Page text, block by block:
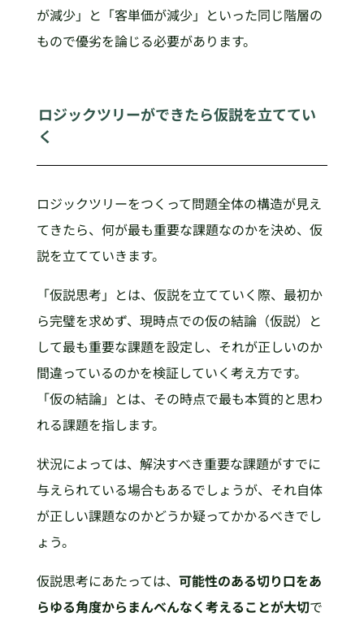
が減少」と「客単価が減少」といった同じ階層の
もので優劣を論じる必要があります。
ロジックツリーができたら仮説を立ててい
く
ロジックツリーをつくって問題全体の構造が見え
てきたら、何が最も重要な課題なのかを決め、仮
説を立てていきます。
「仮説思考」とは、仮説を立てていく際、最初か
ら完璧を求めず、現時点での仮の結論（仮説）と
して最も重要な課題を設定し、それが正しいのか
間違っているのかを検証していく考え方です。
「仮の結論」とは、その時点で最も本質的と思わ
れる課題を指します。
状況によっては、解決すべき重要な課題がすでに
与えられている場合もあるでしょうが、それ自体
が正しい課題なのかどうか疑ってかかるべきでし
ょう。
仮説思考にあたっては、 可能性のある切り口をあ
らゆる角度からまんべんなく考えることが大切で